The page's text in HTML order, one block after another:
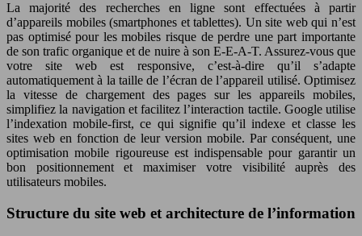
La majorité des recherches en ligne sont effectuées à partir
d’appareils mobiles (smartphones et tablettes). Un site web qui n’est
pas optimisé pour les mobiles risque de perdre une part importante
de son trafic organique et de nuire à son E-E-A-T. Assurez-vous que
votre site web est responsive, c’est-à-dire qu’il s’adapte
automatiquement à la taille de l’écran de l’appareil utilisé. Optimisez
la vitesse de chargement des pages sur les appareils mobiles,
simplifiez la navigation et facilitez l’interaction tactile. Google utilise
l’indexation mobile-first, ce qui signifie qu’il indexe et classe les
sites web en fonction de leur version mobile. Par conséquent, une
optimisation mobile rigoureuse est indispensable pour garantir un
bon positionnement et maximiser votre visibilité auprès des
utilisateurs mobiles.
Structure du site web et architecture de l’information